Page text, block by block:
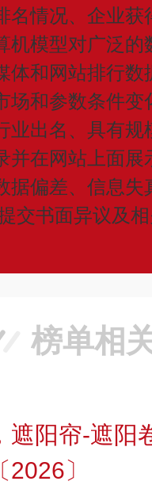
名情况、企业
机模型对广泛
体和网站排行
场和参数条件
业出名、具有
并在网站上面
据偏差、信息
交书面异议及
榜单相
遮阳帘-遮阳
〕